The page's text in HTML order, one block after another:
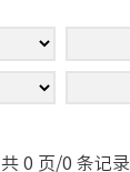
共 0 页/0 条记录